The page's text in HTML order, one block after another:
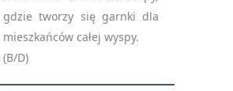
gdzie tworzy się garnki dla
mieszkańców całej wyspy.
(B/D)